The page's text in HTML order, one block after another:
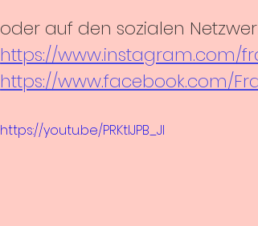
oder auf den sozialen
https://www.instagram.com/
https://www.facebook.com/
https://youtu.be/PRKtlJPB_JI